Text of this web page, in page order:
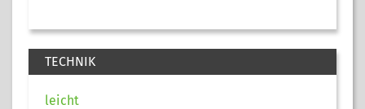
TECHNIK
leicht